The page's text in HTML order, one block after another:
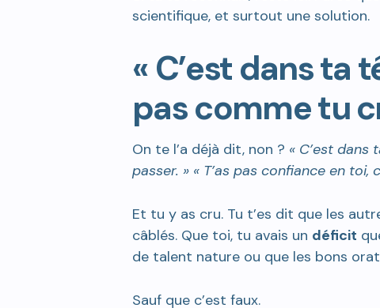
scientifique, et surtout une solution.
« C’est dans ta
pas comme tu
On te l’a déjà dit, non ?« C’est dans
passer. » « T’as pas confiance en toi,
Et tu y as cru. Tu t’es dit que les
câblés. Que toi, tu avais undéficit
de talent nature ou que les bons
Sauf que c’est faux.